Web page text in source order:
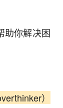
助你解决困
）